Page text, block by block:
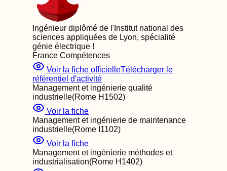
Ingénieur diplômé de l'Institut national des
sciences appliquées de Lyon, spécialité
génie électrique !
France Compétences
Voir la fiche officielleTélécharger le
référentiel d'activité
Management et ingénierie qualité
industrielle(Rome H1502)
Voir la fiche
Management et ingénierie de maintenance
industrielle(Rome I1102)
Voir la fiche
Management et ingénierie méthodes et
industrialisation(Rome H1402)